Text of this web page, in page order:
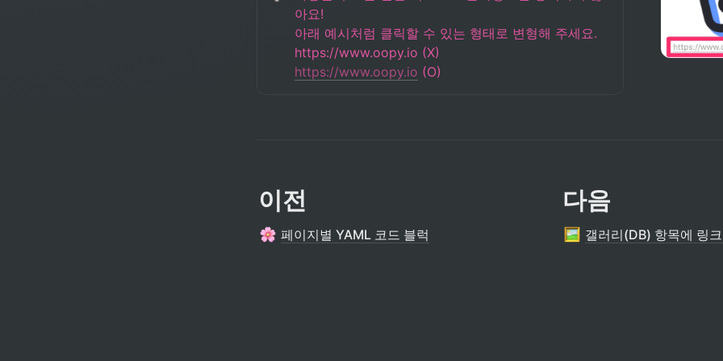
아요!
아래 예시처럼 클릭할 수 있는 형태로 변형해 주세요.
https://www.oopy.io (O)
이전
페이지별 YAML 코드 블럭
다음
갤러리(DB) 항목에 링